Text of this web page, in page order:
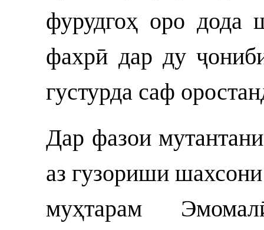
фурудгоҳ оро дода
фахрӣ дар ду
густурда саф
Дар фазои
аз гузориши
муҳтарам